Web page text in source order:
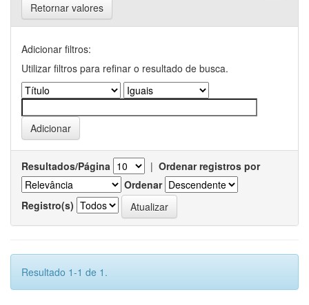
Retornar valores
Adicionar filtros:
Utilizar filtros para refinar o resultado de busca.
Resultados/Página | Ordenar registros por
Ordenar
Registro(s)
Resultado 1-1 de 1.